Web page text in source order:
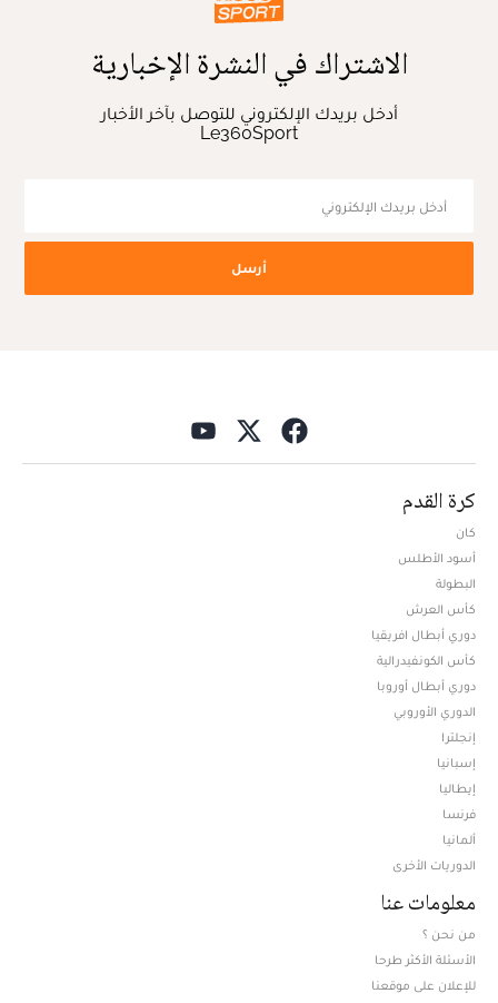
الاشتراك في النشرة الإخبارية
أدخل بريدك الإلكتروني للتوصل بآخر الأخبار
Le360Sport
أرسل
كرة القدم
كان
أسود الأطلس
البطولة
كأس العرش
دوري أبطال افريقيا
كأس الكونفيدرالية
دوري أبطال أوروبا
الدوري الأوروبي
إنجلترا
إسبانيا
إيطاليا
فرنسا
ألمانيا
الدوريات الأخرى
معلومات عنا
من نحن ؟
الأسئلة الأكثر طرحا
للإعلان على موقعنا